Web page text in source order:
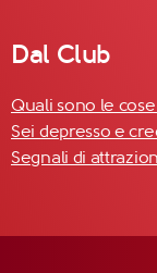
Dal Club
Quali sono le
Sei depresso e
Segnali di